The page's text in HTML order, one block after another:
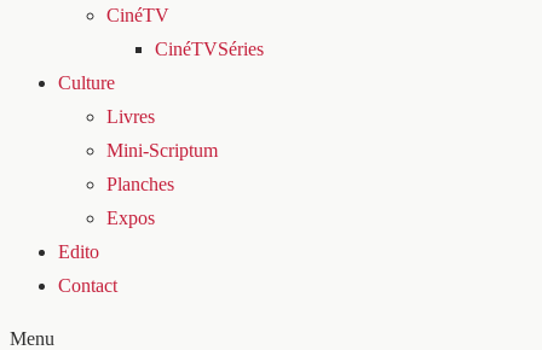
CinéTV
CinéTVSéries
Culture
Livres
Mini-Scriptum
Planches
Expos
Edito
Contact
Menu